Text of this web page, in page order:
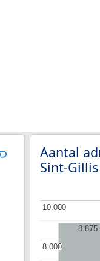
Aantal
Sint-Gillis
8.000
8.000
10.000
10.000
8.875